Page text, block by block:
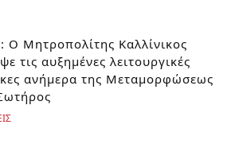
Ο Μητροπολίτης Καλλίνικος
τις αυξημένες λειτουργικές
ανήμερα της Μεταμορφώσεως